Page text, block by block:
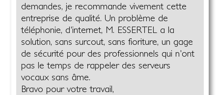
demandes, je recommande vivement cette
entreprise de qualité. Un problème de
téléphonie, d'internet, M. ESSERTEL a la
solution, sans surcout, sans fioriture, un gage
de sécurité pour des professionnels qui n'ont
pas le temps de rappeler des serveurs
vocaux sans âme.
Bravo pour votre travail,